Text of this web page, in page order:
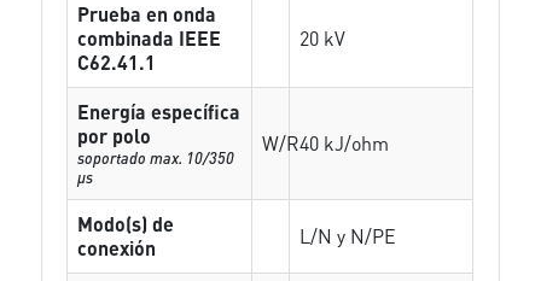
Prueba en onda
combinada IEEE
C62.41.1
20 kV
Energía específica
por polo
soportado max. 10/350
µs
W/R40 kJ/ohm
Modo(s) de
conexión
L/N y N/PE